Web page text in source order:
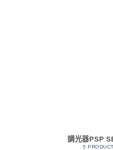
調光器PSP
5